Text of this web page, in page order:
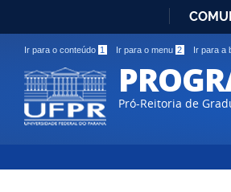
Ir para o conteúdo 1 Ir para o menu 2 Ir para a
Pró-Reitoria de